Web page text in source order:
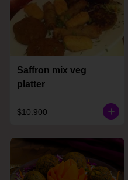
Saffron mix veg
platter
$10.900